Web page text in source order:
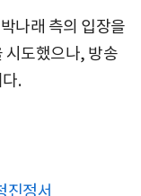
나래 측의 입장을
시도했으나, 방송
.
진정서